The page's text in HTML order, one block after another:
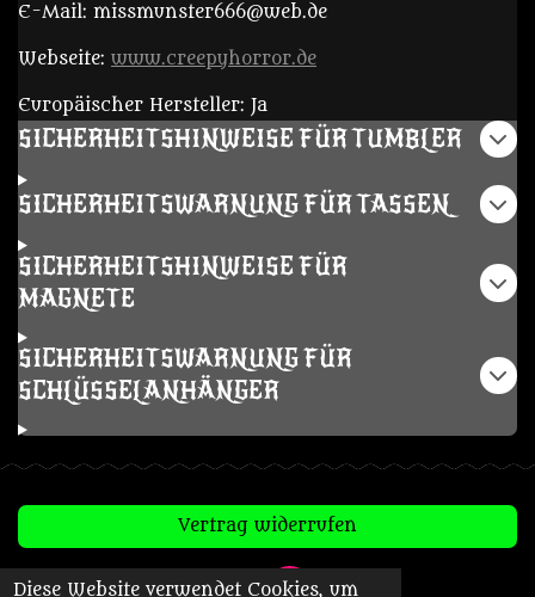
Diese Website verwendet Cookies, um
E-Mail: missmunster666@web.de
Webseite: www.creepyhorror.de
Europäischer Hersteller: Ja
SICHERHEITSHINWEISE FÜR TUMBLER
SICHERHEITSWARNUNG FÜR TASSEN
SICHERHEITSHINWEISE FÜR
MAGNETE
SICHERHEITSWARNUNG FÜR
SCHLÜSSELANHÄNGER
Vertrag widerrufen